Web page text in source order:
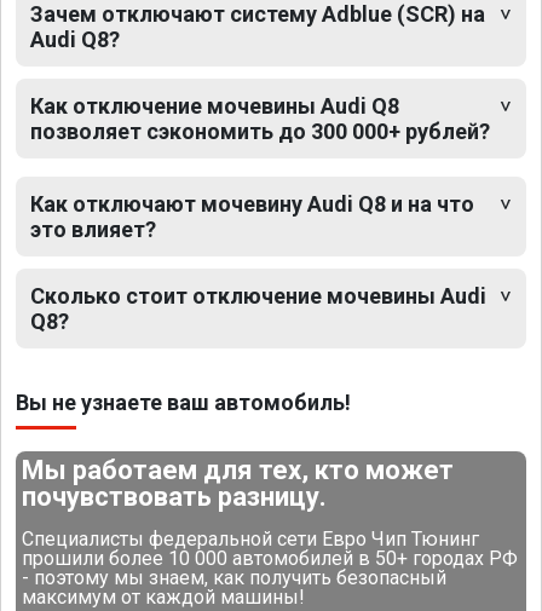
Зачем отключают систему Adblue (SCR) на
Audi Q8?
Как отключение мочевины Audi Q8
позволяет сэкономить до 300 000+ рублей?
Как отключают мочевину Audi Q8 и на что
это влияет?
Сколько стоит отключение мочевины Audi
Q8?
Вы не узнаете ваш автомобиль!
Мы работаем для тех, кто может
почувствовать разницу.
Специалисты федеральной сети Евро Чип Тюнинг
прошили более 10 000 автомобилей в 50+ городах РФ
- поэтому мы знаем, как получить безопасный
максимум от каждой машины!